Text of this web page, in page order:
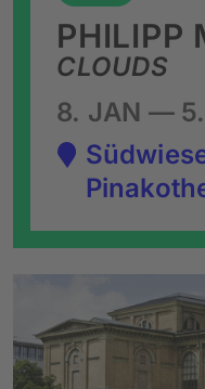
CLOUDS
PHILIPP
8. JAN — 5.